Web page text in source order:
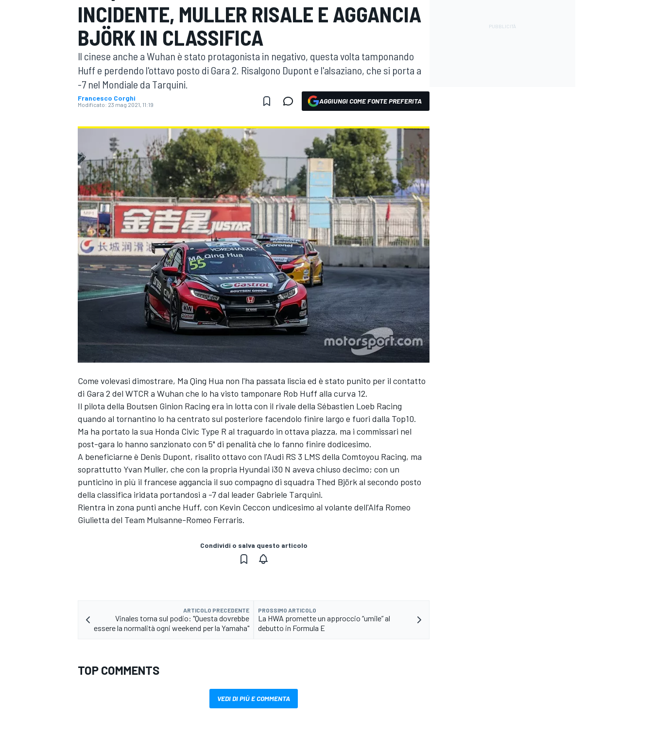
MOTOGP WEC
MONOPOSTO
INCIDENTE, MULLER RISALE E AGGANCIA
BJÖRK IN CLASSIFICA
Il cinese anche a Wuhan è stato protagonista in negativo, questa volta tamponando
Huff e perdendo l'ottavo posto di Gara 2. Risalgono Dupont e l'alsaziano, che si porta a
-7 nel Mondiale da Tarquini.
Francesco Corghi
Modificato: 23 mag 2021, 11:19 AGGIUNGI COME FONTE PREFERITA
Come volevasi dimostrare, Ma Qing Hua non l'ha passata liscia ed è stato punito per il contatto
di Gara 2 del WTCR a Wuhan che lo ha visto tamponare Rob Huff alla curva 12.
Il pilota della Boutsen Ginion Racing era in lotta con il rivale della Sébastien Loeb Racing
quando al tornantino lo ha centrato sul posteriore facendolo finire largo e fuori dalla Top10.
Ma ha portato la sua Honda Civic Type R al traguardo in ottava piazza, ma i commissari nel
post-gara lo hanno sanzionato con 5" di penalità che lo fanno finire dodicesimo.
A beneficiarne è Denis Dupont, risalito ottavo con l'Audi RS 3 LMS della Comtoyou Racing, ma
soprattutto Yvan Muller, che con la propria Hyundai i30 N aveva chiuso decimo; con un
punticino in più il francese aggancia il suo compagno di squadra Thed Björk al secondo posto
della classifica iridata portandosi a -7 dal leader Gabriele Tarquini.
Rientra in zona punti anche Huff, con Kevin Ceccon undicesimo al volante dell'Alfa Romeo
Giulietta del Team Mulsanne-Romeo Ferraris.
Condividi o salva questo articolo
ARTICOLO PRECEDENTE
Vinales torna sul podio: "Questa dovrebbe
essere la normalità ogni weekend per la Yamaha"
PROSSIMO ARTICOLO
La HWA promette un approccio “umile” al
debutto in Formula E
TOP COMMENTS
VEDI DI PIÙ E COMMENTA